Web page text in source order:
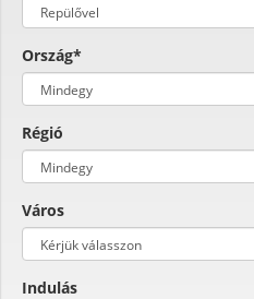
Ország*
Régió
Város
Indulás